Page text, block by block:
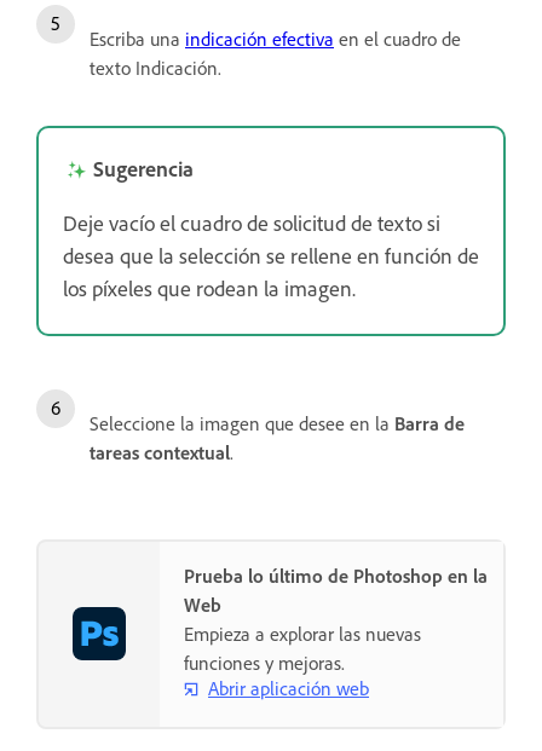
Escriba una indicación efectiva en el cuadro de
texto Indicación.
Sugerencia
Deje vacío el cuadro de solicitud de texto si
desea que la selección se rellene en función de
los píxeles que rodean la imagen.
Seleccione la imagen que desee en la Barra de
tareas contextual.
Prueba lo último de Photoshop en la
Web
Empieza a explorar las nuevas
funciones y mejoras.
Abrir aplicación web